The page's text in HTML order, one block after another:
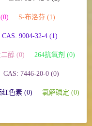
S-布洛芬 (1)
CAS: 9004-32-4 (1)
二醇 (0) 264抗氧剂 (0)
CAS: 7446-20-0 (0)
红色素 (0) 氯解磷定 (0)